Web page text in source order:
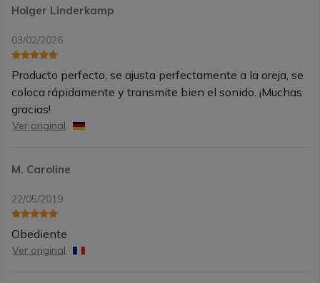
Holger Linderkamp
03/02/2026
Producto perfecto, se ajusta perfectamente a la oreja, se
coloca rápidamente y transmite bien el sonido. ¡Muchas
gracias!
Ver original
M. Caroline
22/05/2019
Obediente
Ver original